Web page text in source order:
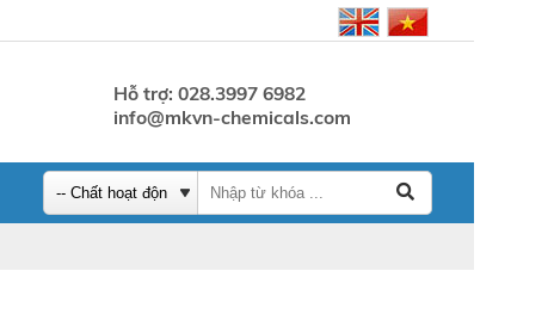
Hỗ trợ: 028.3997 6982
info@mkvn-chemicals.com